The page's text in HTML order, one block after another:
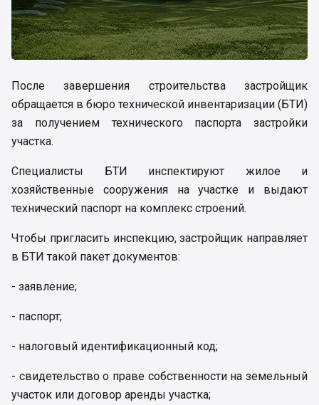
После завершения строительства застройщик
обращается в бюро технической инвентаризации (БТИ)
за получением технического паспорта застройки
участка.
Специалисты БТИ инспектируют жилое и
хозяйственные сооружения на участке и выдают
технический паспорт на комплекс строений.
Чтобы пригласить инспекцию, застройщик направляет
в БТИ такой пакет документов:
- заявление;
- паспорт;
- налоговый идентификационный код;
- свидетельство о праве собственности на земельный
участок или договор аренды участка;